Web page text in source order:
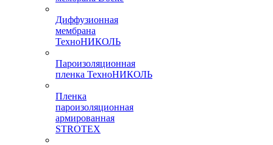
Диффузионная
мембрана
ТехноНИКОЛЬ
Пароизоляционная
пленка ТехноНИКОЛЬ
Пленка
пароизоляционная
армированная
STROTEX